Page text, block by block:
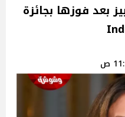
بعد فوزها بجائزة